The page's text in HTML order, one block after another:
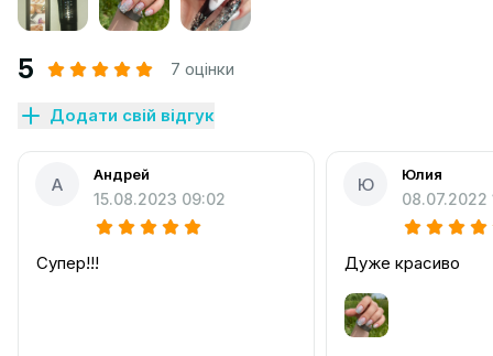
5 7 оцінки
Додати свій відгук
А Андрей
15.08.2023 09:02
Супер!!!
Ю Юлия
08.07.2022
Дуже красиво